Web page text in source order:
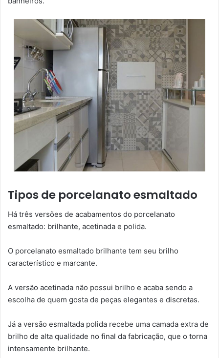
Tipos de porcelanato esmaltado
Há três versões de acabamentos do porcelanato
esmaltado: brilhante, acetinada e polida.
O porcelanato esmaltado brilhante tem seu brilho
característico e marcante.
A versão acetinada não possui brilho e acaba sendo a
escolha de quem gosta de peças elegantes e discretas.
Já a versão esmaltada polida recebe uma camada extra de
brilho de alta qualidade no final da fabricação, que o torna
intensamente brilhante.